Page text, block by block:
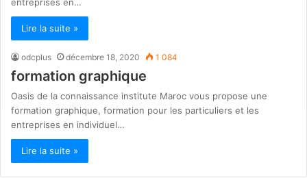
Lire la suite »
odcplus décembre 18, 2020 1 084
formation graphique
Oasis de la connaissance institute Maroc vous propose une
formation graphique, formation pour les particuliers et les
entreprises en individuel…
Lire la suite »